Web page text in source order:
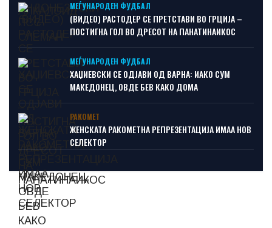
МЕЃУНАРОДЕН ФУДБАЛ
(ВИДЕО) РАСТОДЕР СЕ ПРЕТСТАВИ ВО ГРЦИЈА –
ПОСТИГНА ГОЛ ВО ДРЕСОТ НА ПАНАТИНАИКОС
МЕЃУНАРОДЕН ФУДБАЛ
ХАЏИЕВСКИ СЕ ОДЈАВИ ОД ВАРНА: ИАКО СУМ
МАКЕДОНЕЦ, ОВДЕ БЕВ КАКО ДОМА
РАКОМЕТ
ЖЕНСКАТА РАКОМЕТНА РЕПРЕЗЕНТАЦИЈА ИМАА НОВ
СЕЛЕКТОР